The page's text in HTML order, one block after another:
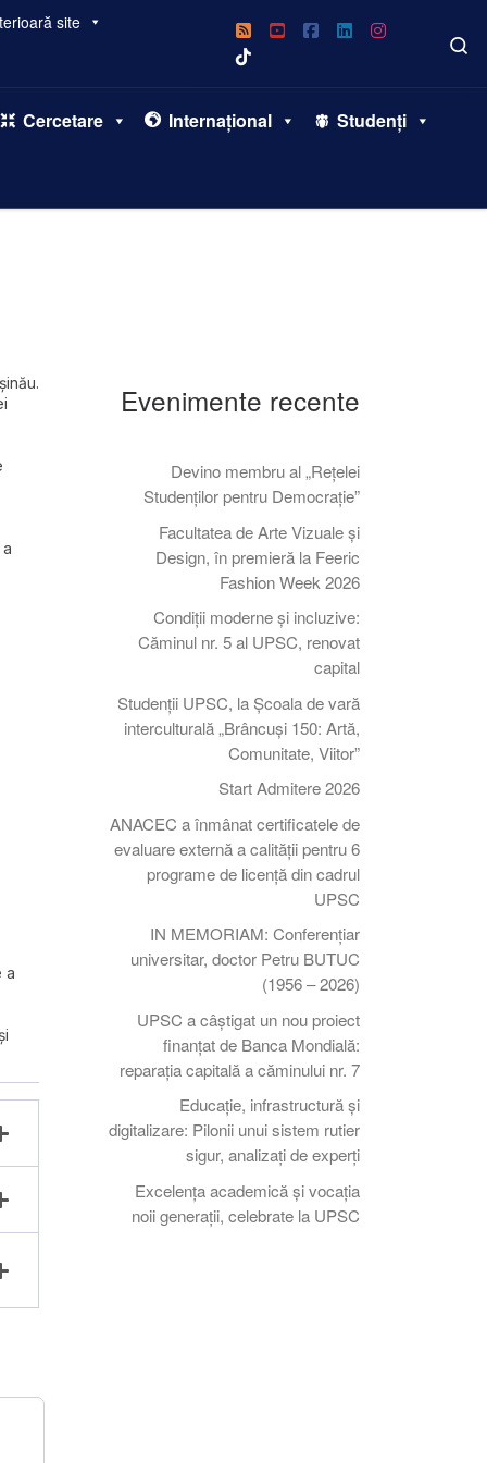
site
Cercetare Internațional Studenți
a
Evenimente recente
Devino membru al „Rețelei
Studenților pentru Democrație”
Facultatea de Arte Vizuale și
Design, în premieră la Feeric
Fashion Week 2026
Condiții moderne și incluzive:
Căminul nr. 5 al UPSC, renovat
capital
Studenții UPSC, la Școala de vară
interculturală „Brâncuși 150: Artă,
Comunitate, Viitor”
Start Admitere 2026
ANACEC a înmânat certificatele de
evaluare externă a calității pentru 6
programe de licență din cadrul
UPSC
IN MEMORIAM: Conferențiar
universitar, doctor Petru BUTUC
(1956 – 2026)
UPSC a câștigat un nou proiect
finanțat de Banca Mondială:
reparația capitală a căminului nr. 7
Educație, infrastructură și
digitalizare: Pilonii unui sistem rutier
sigur, analizați de experți
Excelența academică și vocația
noii generații, celebrate la UPSC